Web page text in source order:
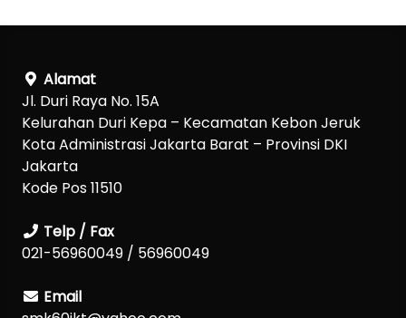
Alamat
Jl. Duri Raya No. 15A
Kelurahan Duri Kepa – Kecamatan Kebon Jeruk
Kota Administrasi Jakarta Barat – Provinsi DKI
Jakarta
Kode Pos 11510
Telp / Fax
021-56960049 / 56960049
Email